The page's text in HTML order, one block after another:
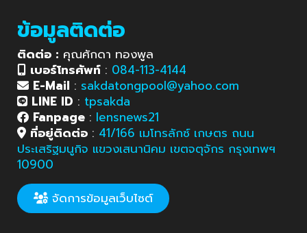
ข้อมูลติดต่อ
ติดต่อ : คุณศักดา ทองพูล
เบอร์โทรศัพท์ : 084-113-4144
E-Mail : sakdatongpool@yahoo.com
LINE ID : tpsakda
Fanpage : lensnews21
ที่อยู่ติดต่อ : 41/166 เมโทรลักซ์ เกษตร ถนน
ประเสริฐมนูกิจ แขวงเสนานิคม เขตจตุจักร กรุงเทพฯ
10900
จัดการข้อมูลเว็บไซต์